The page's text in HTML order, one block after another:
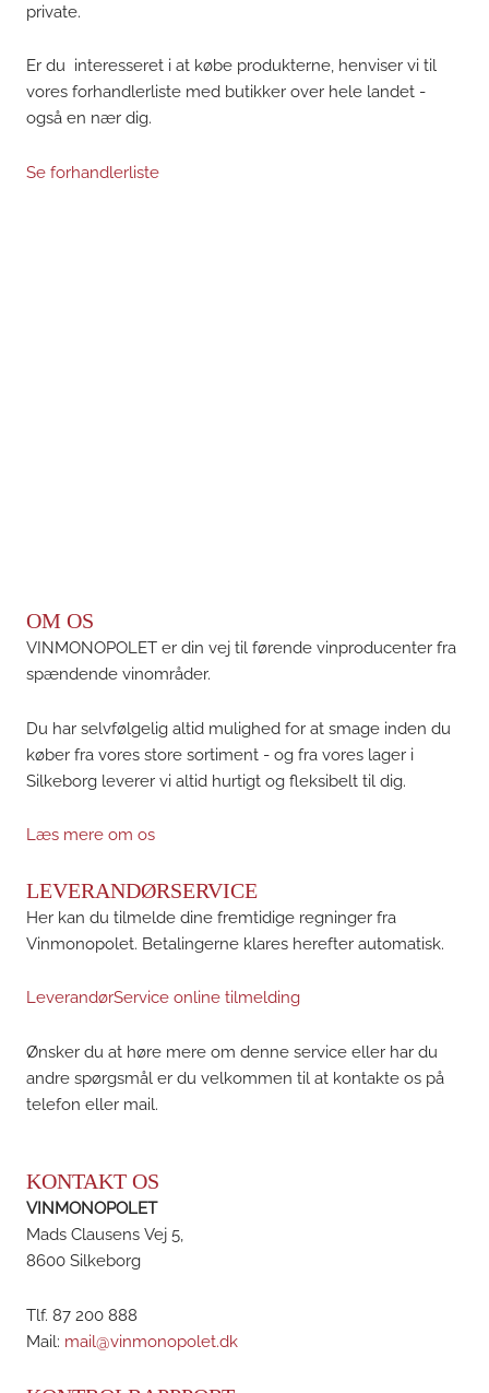
private.
Er du interesseret i at købe produkterne, henviser vi til
vores forhandlerliste med butikker over hele landet -
også en nær dig.
Se forhandlerliste
OM OS
VINMONOPOLET er din vej til førende vinproducenter fra
spændende vinområder.
Du har selvfølgelig altid mulighed for at smage inden du
køber fra vores store sortiment - og fra vores lager i
Silkeborg leverer vi altid hurtigt og fleksibelt til dig.
Læs mere om os
LEVERANDØRSERVICE
Her kan du tilmelde dine fremtidige regninger fra
Vinmonopolet. Betalingerne klares herefter automatisk.
LeverandørService online tilmelding
Ønsker du at høre mere om denne service eller har du
andre spørgsmål er du velkommen til at kontakte os på
telefon eller mail.
KONTAKT OS
VINMONOPOLET
Mads Clausens Vej 5,
8600 Silkeborg
Tlf. 87 200 888
Mail: mail@vinmonopolet.dk